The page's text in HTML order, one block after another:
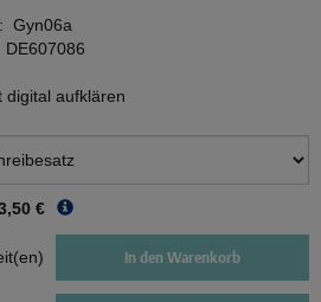
Gyn06a
DE607086
digital aufklären
€
In den Warenkorb